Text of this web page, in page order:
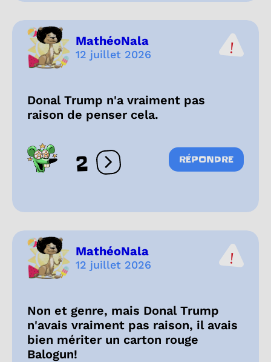
MathéoNala
12 juillet 2026
Donal Trump n'a vraiment pas
raison de penser cela.
2 Ouvrir les réactions
RÉPONDRE
MathéoNala
12 juillet 2026
Non et genre, mais Donal Trump
n'avais vraiment pas raison, il avais
bien mériter un carton rouge
Balogun!